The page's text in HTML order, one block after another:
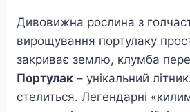
Дивовижна рослина з
вирощування портулаку
закриває землю, клумба
Портулак – унікальний
стелиться. Легендарні